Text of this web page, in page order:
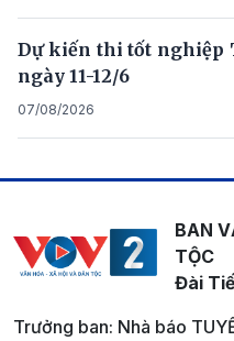
Dự kiến thi tốt nghiệp
ngày 11-12/6
07/08/2026
BAN
TỘC
Đài
Trưởng ban: Nhà báo